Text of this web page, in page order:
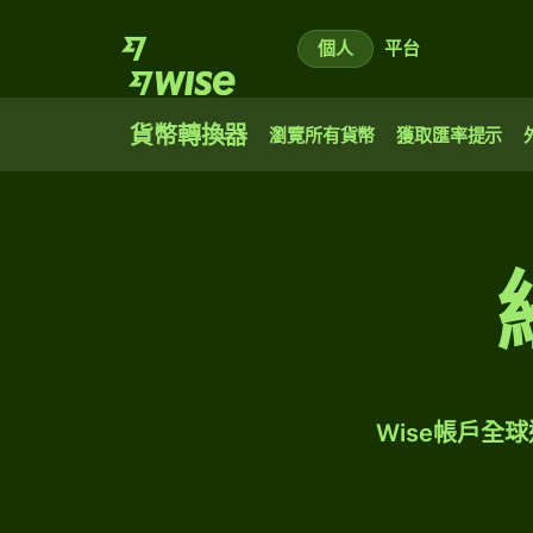
個人 平台
貨幣轉換器 瀏覽所有貨幣 獲取匯率提示
Wise帳戶全